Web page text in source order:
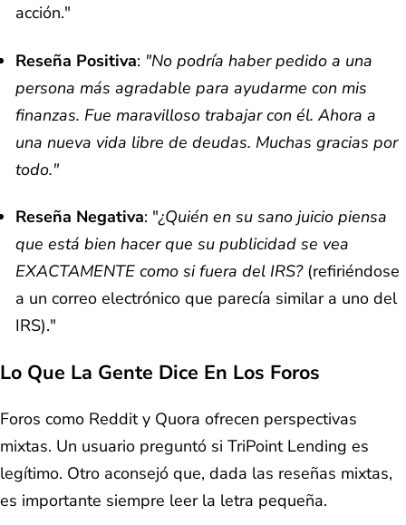
acción."
Reseña Positiva: "No podría haber pedido a una
persona más agradable para ayudarme con mis
finanzas. Fue maravilloso trabajar con él. Ahora a
una nueva vida libre de deudas. Muchas gracias por
todo."
Reseña Negativa: "¿Quién en su sano juicio piensa
que está bien hacer que su publicidad se vea
EXACTAMENTE como si fuera del IRS?(refiriéndose
a un correo electrónico que parecía similar a uno del
IRS)."
Lo Que La Gente Dice En Los Foros
Foros como Reddit y Quora ofrecen perspectivas
mixtas. Un usuario preguntó si TriPoint Lending es
legítimo. Otro aconsejó que, dada las reseñas mixtas,
es importante siempre leer la letra pequeña.